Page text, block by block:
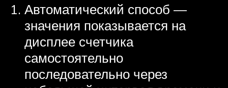
Автоматический способ —
значения показывается на
дисплее счетчика
самостоятельно
последовательно через